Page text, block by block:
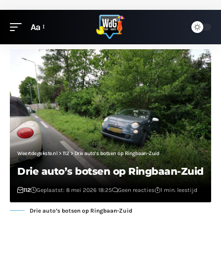
Aa
Weertdegekste.nl> 112> Drie auto’s botsen op Ringbaan-Zuid
Drie auto’s botsen op Ringbaan-Zuid
112 Geplaatst: 8 mei 2026 18:25 Geen reacties 1 min. leestijd
Drie auto’s botsen op Ringbaan-Zuid